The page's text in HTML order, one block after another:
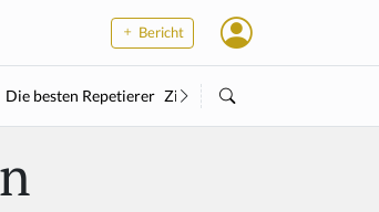
Bericht
Die besten Repetierer Zielstock